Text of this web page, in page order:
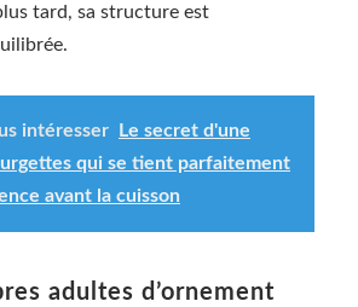
tard, sa structure est
intéresser
Le secret d'une
qui se tient parfaitement
avant la cuisson
adultes d’ornement